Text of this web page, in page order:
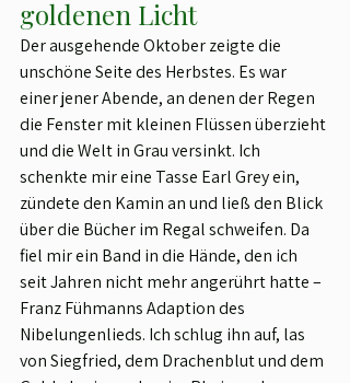
goldenen Licht
Der ausgehende Oktober zeigte die
unschöne Seite des Herbstes. Es war
einer jener Abende, an denen der Regen
die Fenster mit kleinen Flüssen überzieht
und die Welt in Grau versinkt. Ich
schenkte mir eine Tasse Earl Grey ein,
zündete den Kamin an und ließ den Blick
über die Bücher im Regal schweifen. Da
fiel mir ein Band in die Hände, den ich
seit Jahren nicht mehr angerührt hatte –
Franz Fühmanns Adaption des
Nibelungenlieds. Ich schlug ihn auf, las
von Siegfried, dem Drachenblut und dem